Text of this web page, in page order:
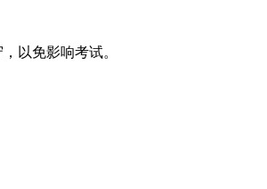
以免影响考试。